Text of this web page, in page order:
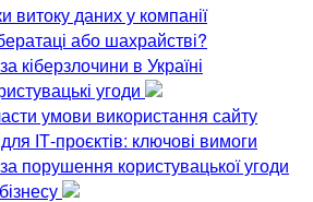
витоку даних у компанії
або шахрайстві?
кіберзлочини в Україні
угоди
умови використання сайту
ІТ-проєктів: ключові вимоги
порушення користувацької угоди